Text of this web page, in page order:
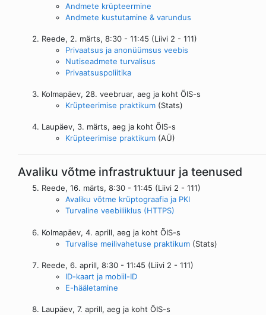
Andmete krüpteermine
Andmete kustutamine & varundus
Reede, 2. märts, 8:30 - 11:45 (Liivi 2 - 111)
Privaatsus ja anonüümsus veebis
Nutiseadmete turvalisus
Privaatsuspoliitika
Kolmapäev, 28. veebruar, aeg ja koht ÕIS-s
Krüpteerimise praktikum (Stats)
Laupäev, 3. märts, aeg ja koht ÕIS-s
Krüpteerimise praktikum (AÜ)
Avaliku võtme infrastruktuur ja teenused
Reede, 16. märts, 8:30 - 11:45 (Liivi 2 - 111)
Avaliku võtme krüptograafia ja PKI
Turvaline veebiliiklus (HTTPS)
Kolmapäev, 4. aprill, aeg ja koht ÕIS-s
Turvalise meilivahetuse praktikum (Stats)
Reede, 6. aprill, 8:30 - 11:45 (Liivi 2 - 111)
ID-kaart ja mobiil-ID
E-hääletamine
Laupäev, 7. aprill, aeg ja koht ÕIS-s